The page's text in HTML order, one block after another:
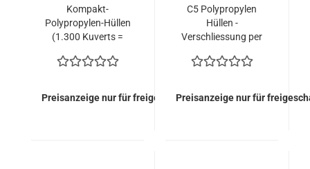
Kompakt-
Polypropylen-Hüllen
(1.300 Kuverts =
Preisanzeige nur für freigeschaltete Kunden
C5 Polypropylen
Hüllen -
Verschliessung per
Kuverts = 234,00
Preisanzeige nur für